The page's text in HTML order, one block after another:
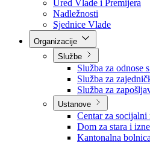
i sport
Ministarstvo za
Ministarstvo za
Ured Vlade i Premijera
Nadležnosti
Sjednice Vlade
Službe
Služba za odnose s
Služba za
Služba za
Ustanove